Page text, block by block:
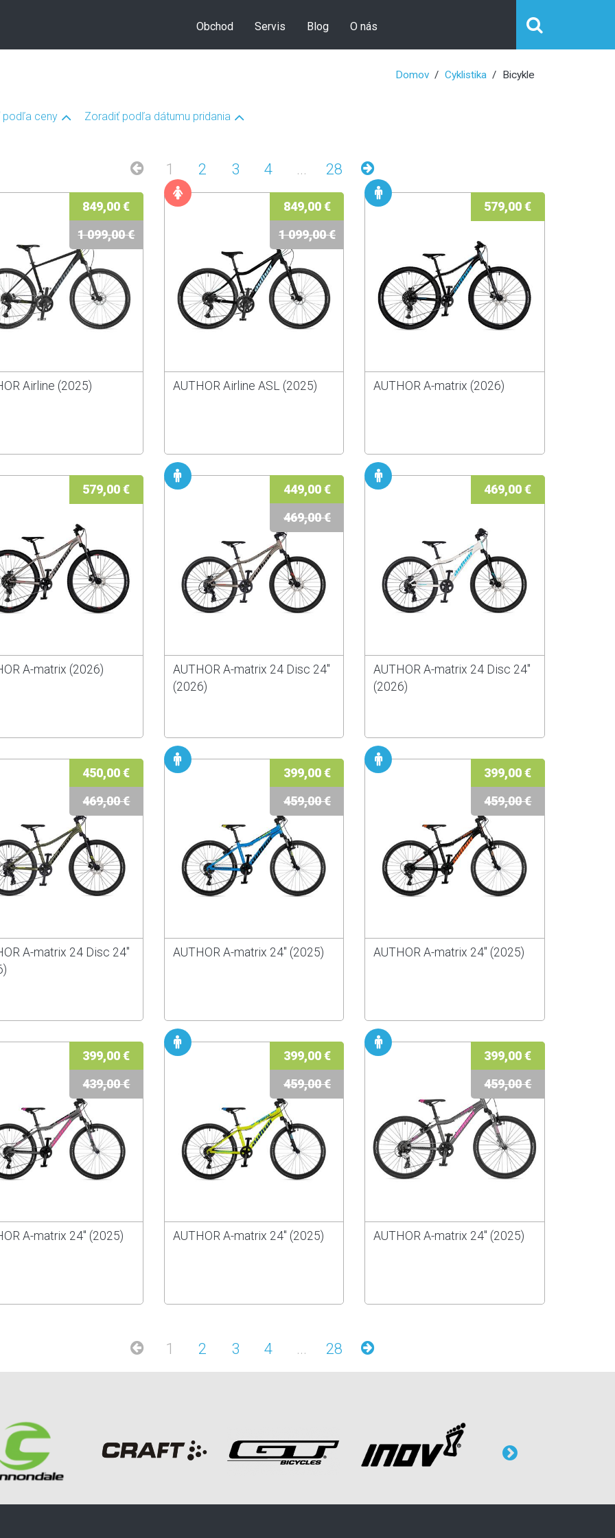
Obchod Servis Blog O nás
Domov Cyklistika Bicykle
podľa ceny Zoradiť podľa dátumu pridania
1 2 3 4 ... 28
849,00 €
1 099,00 €
Airline (2025)
849,00 €
1 099,00 €
AUTHOR Airline ASL (2025)
579,00 €
AUTHOR A-matrix (2026)
579,00 €
A-matrix (2026)
449,00 €
469,00 €
AUTHOR A-matrix 24 Disc 24"
(2026)
469,00 €
AUTHOR A-matrix 24 Disc 24"
(2026)
450,00 €
469,00 €
A-matrix 24 Disc 24"
399,00 €
459,00 €
AUTHOR A-matrix 24" (2025)
399,00 €
459,00 €
AUTHOR A-matrix 24" (2025)
399,00 €
439,00 €
A-matrix 24" (2025)
399,00 €
459,00 €
AUTHOR A-matrix 24" (2025)
399,00 €
459,00 €
AUTHOR A-matrix 24" (2025)
1 2 3 4 ... 28